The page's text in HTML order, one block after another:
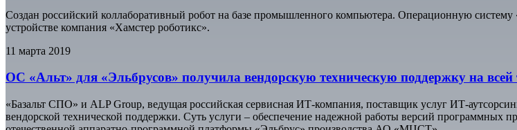
Создан российский коллаборативный робот на базе промышленного компьютера. Операционную
устройстве компания «Хамстер роботикс».
11 марта 2019
ОС «Альт» для «Эльбрусов» получила вендорскую техническую поддержку на всей
«Базальт СПО» и ALP Group, ведущая российская сервисная ИТ-компания, поставщик услуг ИТ-
вендорской технической поддержки. Суть услуги – обеспечение надежной работы версий программных